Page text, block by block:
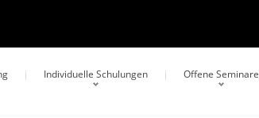
Individuelle Schulungen Offene Seminare